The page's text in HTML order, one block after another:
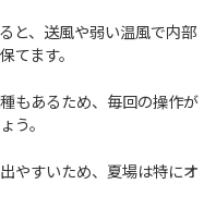
と、送風や弱い温風で内部
てます。
もあるため、毎回の操作が
う。
やすいため、夏場は特にオ